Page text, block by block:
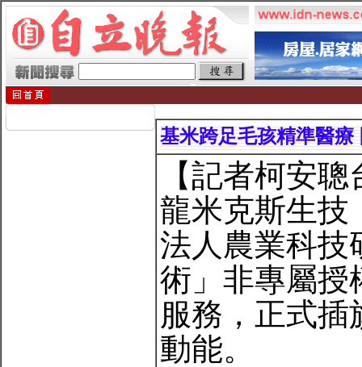
基米跨足毛孩精準醫療
【記者柯安
龍米克斯生技
法人農業科技
術」非專屬授
服務，正式
動能。